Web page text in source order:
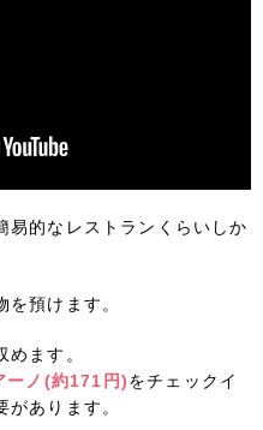
易的なレストランくらいしか
預けます。
ます。
ーノ(約171円)をチェックイ
あります。